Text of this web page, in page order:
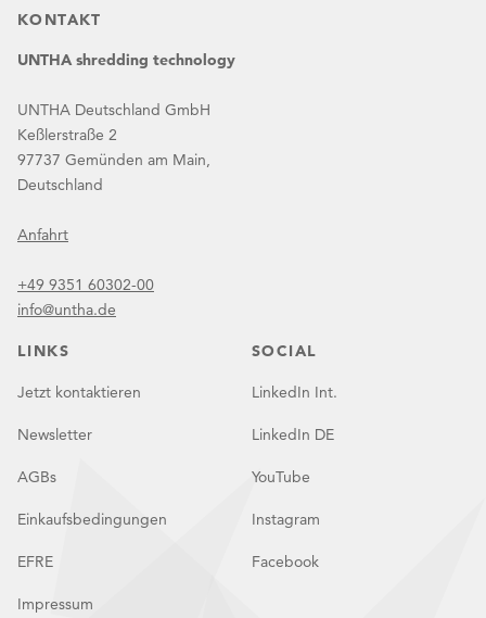
KONTAKT
UNTHA shredding technology
UNTHA Deutschland GmbH
Keßlerstraße 2
97737 Gemünden am Main,
Deutschland
Anfahrt
+49 9351 60302-00
info@untha.de
LINKS
Jetzt kontaktieren
Newsletter
AGBs
Einkaufsbedingungen
EFRE
Impressum
SOCIAL
LinkedIn Int.
LinkedIn DE
YouTube
Instagram
Facebook